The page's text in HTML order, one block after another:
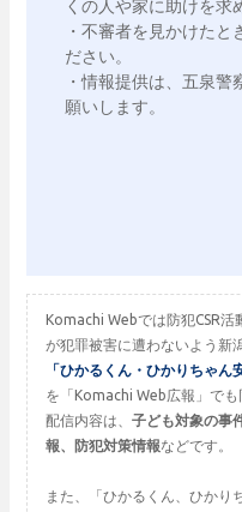
くの人や家に助けを求
・不審者を見かけたと
ださい。
・情報提供は、五泉
願いします。
Komachi Webでは防犯CSR
が犯罪被害に遭わないよう新
「ひかるくん・ひかりちゃん
を「Komachi Web広報」でも
配信内容は、 子ども対象の事
報、防犯対策情報などです。
また、「ひかるくん、ひかり